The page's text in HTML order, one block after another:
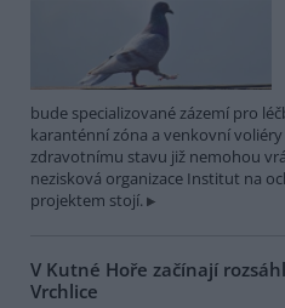
bude specializované zázemí pro
karanténní zóna a venkovní
zdravotnímu stavu již nemohou
nezisková organizace Institut na
projektem stojí.
V Kutné Hoře začínají
Vrchlice